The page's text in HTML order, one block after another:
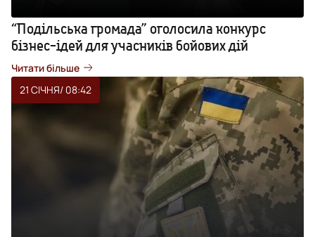
“Подільська громада” оголосила конкурс
бізнес-ідей для учасників бойових дій
Читати більше
21 СІЧНЯ/ 08:42